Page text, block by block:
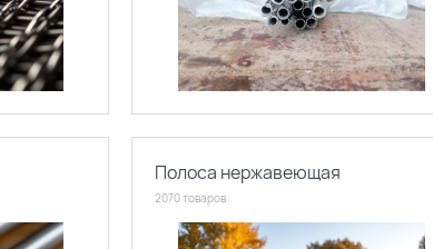
Полоса нержавеющая
2070 товаров